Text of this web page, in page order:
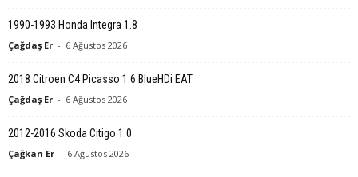
1990-1993 Honda Integra 1.8
Çağdaş Er - 6 Ağustos 2026
2018 Citroen C4 Picasso 1.6 BlueHDi EAT
Çağdaş Er - 6 Ağustos 2026
2012-2016 Skoda Citigo 1.0
Çağkan Er - 6 Ağustos 2026